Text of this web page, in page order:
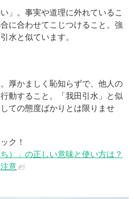
」。事実や道理に外れているこ
に合わせてこじつけること。強
水と似ています。
厚かましく恥知らずで、他人の
動すること。「我田引水」と似
ての態度ばかりとは限りませ
ク！
）」の正しい意味と使い方は？
意